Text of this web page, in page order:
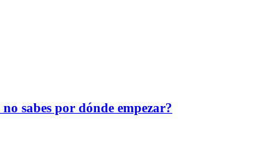
sabes por dónde empezar?